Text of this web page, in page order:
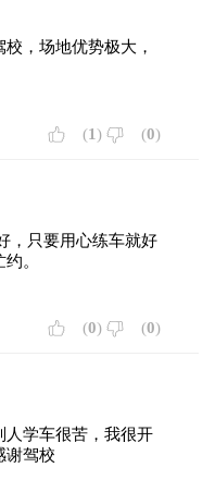
，场地优势极大，
(1) (0)
，只要用心练车就好
。
(0) (0)
人学车很苦，我很开
谢驾校